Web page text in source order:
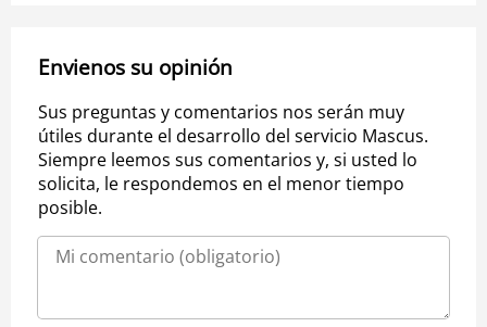
Envienos su opinión
Sus preguntas y comentarios nos serán muy
útiles durante el desarrollo del servicio Mascus.
Siempre leemos sus comentarios y, si usted lo
solicita, le respondemos en el menor tiempo
posible.